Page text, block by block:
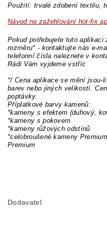
Použití: trvalé zdobení textilu,
Návod na zažehlování hot-fix
Pokud potřebujete tuto
rozměru* - kontaktujte nás e-
telefonní čísla naleznete v
Rádi Vám vyjdeme vstříc
*/ Cena aplikace se mění jsou-
barev nebo jiných velikostí.
poptávky.
Příplatkové barvy kamenů:
*kameny s efektem (duhový,
*kameny s pokovem
*kameny růžových odstínů
*celobroušené kameny
Premium
Dodavatel